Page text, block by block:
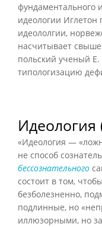
фундаментального
идеологии
идеололгии,
насчитывает
польский ученый
типологизацию
Идеология
«Идеология —
не способ
бессознательного
состоит в том,
безболезненно,
подлинные, но
иллюзорными, но